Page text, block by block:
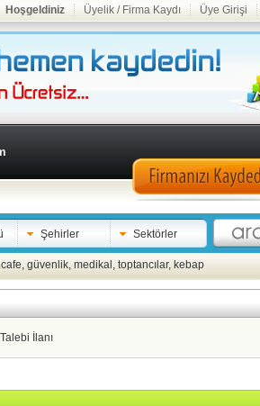
Hoşgeldiniz Üyelik / Firma Kaydı Üye Girişi
Şehirler Sektörler
cafe, güvenlik, medikal , toptancılar, kebap
İlanı